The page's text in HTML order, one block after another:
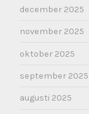
december 2025
november 2025
oktober 2025
september 2025
augusti 2025